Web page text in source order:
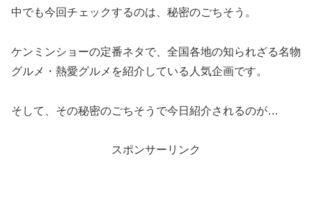
中でも今回チェックするのは、秘密のごちそう。
ケンミンショーの定番ネタで、全国各地の知られざる名物
グルメ・熱愛グルメを紹介している人気企画です。
そして、その秘密のごちそうで今日紹介されるのが…
スポンサーリンク